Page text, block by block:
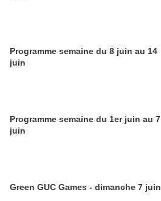
Programme semaine du 8 juin au 14
juin
Programme semaine du 1er juin au 7
juin
Green GUC Games - dimanche 7 juin